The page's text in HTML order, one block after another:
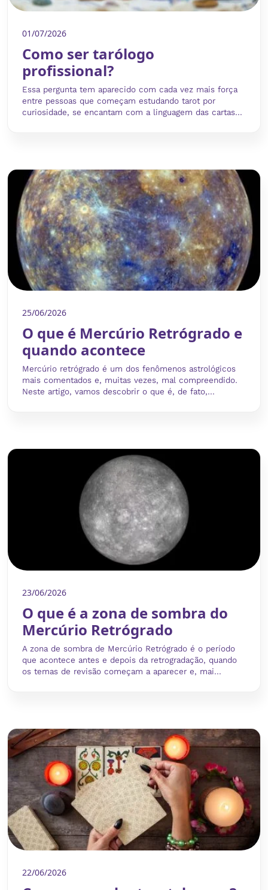
01/07/2026
Como ser tarólogo
profissional?
Essa pergunta tem aparecido com cada vez mais força
entre pessoas que começam estudando tarot por
curiosidade, se encantam com a linguagem das cartas...
25/06/2026
O que é Mercúrio Retrógrado e
quando acontece
Mercúrio retrógrado é um dos fenômenos astrológicos
mais comentados e, muitas vezes, mal compreendido.
Neste artigo, vamos descobrir o que é, de fato,...
23/06/2026
O que é a zona de sombra do
Mercúrio Retrógrado
A zona de sombra de Mercúrio Retrógrado é o período
que acontece antes e depois da retrogradação, quando
os temas de revisão começam a aparecer e, mai...
22/06/2026